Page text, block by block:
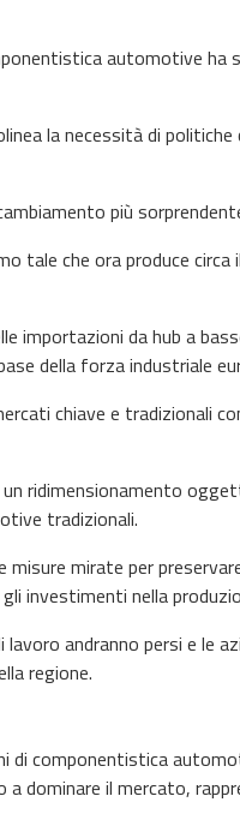
automotive
la necessità di
più
tale che ora produce
importazioni da hub a
della forza industriale
chiave e tradizionali
ridimensionamento
tradizionali.
misure mirate per
investimenti nella
lavoro andranno persi e le
regione.
di componentistica
dominare il mercato,